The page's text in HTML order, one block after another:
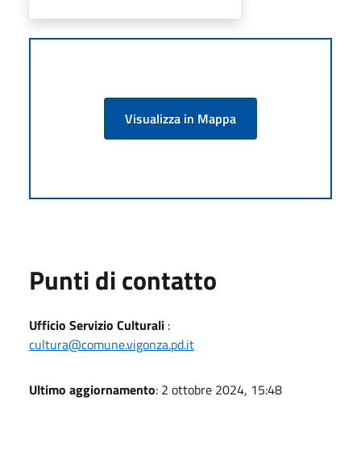
Visualizza in Mappa
Punti di contatto
Ufficio Servizio Culturali :
cultura@comune.vigonza.pd.it
Ultimo aggiornamento: 2 ottobre 2024, 15:48